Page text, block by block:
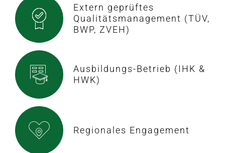
Extern geprüftes
Qualitätsmanagement (TÜV,
BWP, ZVEH)
Ausbildungs-Betrieb (IHK &
HWK)
Regionales Engagement